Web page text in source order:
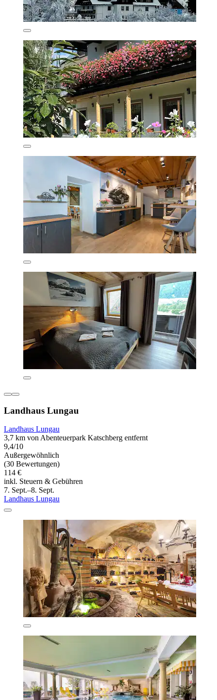
Landhaus Lungau
Landhaus Lungau
3,7 km von Abenteuerpark Katschberg entfernt
9,4/10
Außergewöhnlich
(30 Bewertungen)
114 €
inkl. Steuern & Gebühren
7. Sept.–8. Sept.
Landhaus Lungau